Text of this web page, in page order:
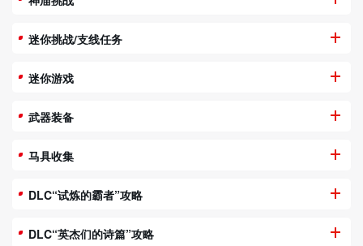
迷你挑战/支线任务
迷你游戏
武器装备
马具收集
DLC“试炼的霸者”攻略
DLC“英杰们的诗篇”攻略